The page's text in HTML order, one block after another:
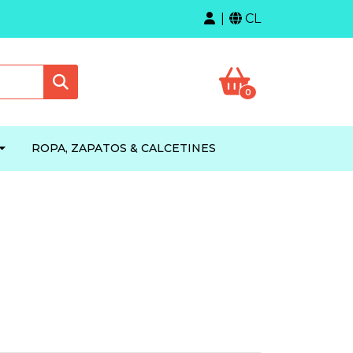
CL
0
ROPA, ZAPATOS & CALCETINES